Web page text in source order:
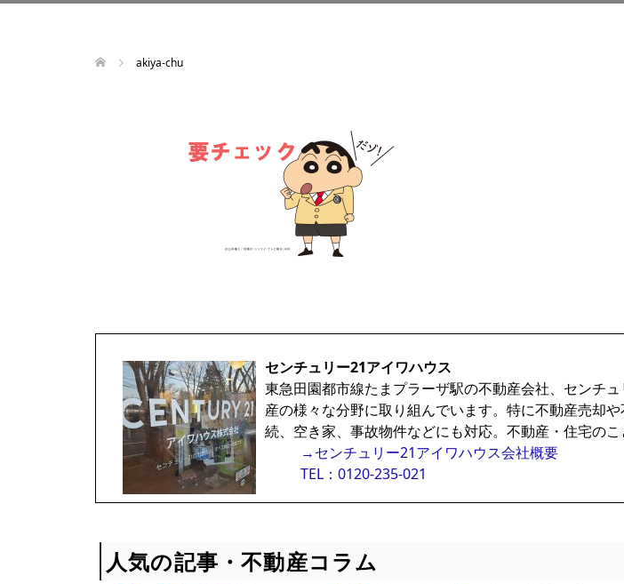
akiya-chu
センチュリー21アイワハウス
東急田園都市線たまプラーザ駅の不動産会社、センチ
産の様々な分野に取り組んでいます。特に不動産売却
続、空き家、事故物件などにも対応。不動産・住宅の
→センチュリー21アイワハウス会社概要
TEL：0120-235-021
人気の記事・不動産コラム